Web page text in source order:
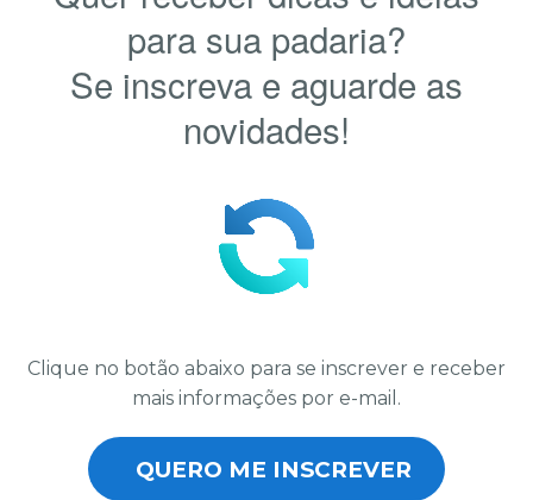
para sua padaria?
Se inscreva e aguarde as
novidades!
Clique no botão abaixo para se inscrever e receber
mais informações por e-mail.
QUERO ME INSCREVER